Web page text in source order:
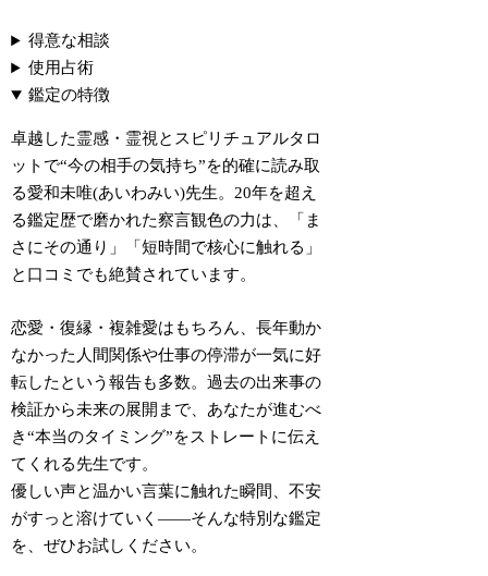
得意な相談
使用占術
鑑定の特徴
卓越した霊感・霊視とスピリチュアルタロ
ットで“今の相手の気持ち”を的確に読み取
る愛和未唯(あいわみい)先生。20年を超え
る鑑定歴で磨かれた察言観色の力は、「ま
さにその通り」「短時間で核心に触れる」
と口コミでも絶賛されています。
恋愛・復縁・複雑愛はもちろん、長年動か
なかった人間関係や仕事の停滞が一気に好
転したという報告も多数。過去の出来事の
検証から未来の展開まで、あなたが進むべ
き“本当のタイミング”をストレートに伝え
てくれる先生です。
優しい声と温かい言葉に触れた瞬間、不安
がすっと溶けていく――そんな特別な鑑定
を、ぜひお試しください。